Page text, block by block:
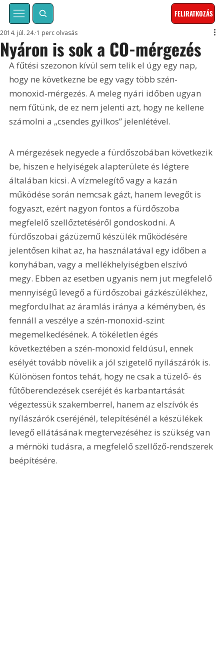
FELIRATKOZÁS
Nyáron is sok a CO-mérgezés
2014. júl. 24. 1 perc olvasás
A fűtési szezonon kívül sem telik el úgy egy nap,
hogy ne következne be egy vagy több szén-
monoxid-mérgezés. A meleg nyári időben ugyan
nem fűtünk, de ez nem jelenti azt, hogy ne kellene
számolni a „csendes gyilkos” jelenlétével.
A mérgezések negyede a fürdőszobában következik
be, hiszen e helyiségek alapterülete és légtere
általában kicsi. A vízmelegítő vagy a kazán
működése során nemcsak gázt, hanem levegőt is
fogyaszt, ezért nagyon fontos a fürdőszoba
megfelelő szellőztetéséről gondoskodni. A
fürdőszobai gázüzemű készülék működésére
jelentősen kihat az, ha használatával egy időben a
konyhában, vagy a mellékhelyiségben elszívó
megy. Ebben az esetben ugyanis nem jut megfelelő
mennyiségű levegő a fürdőszobai gázkészülékhez,
megfordulhat az áramlás iránya a kéményben, és
fennáll a veszélye a szén-monoxid-szint
megemelkedésének. A tökéletlen égés
következtében a szén-monoxid feldúsul, ennek
esélyét tovább növelik a jól szigetelő nyílászárók is.
Különösen fontos tehát, hogy ne csak a tüzelő- és
fűtőberendezések cseréjét és karbantartását
végeztessük szakemberrel, hanem az elszívók és
nyílászárók cseréjénél, telepítésénél a készülékek
levegő ellátásának megtervezéséhez is szükség van
a mérnöki tudásra, a megfelelő szellőző-rendszerek
beépítésére.